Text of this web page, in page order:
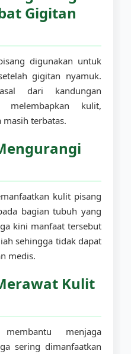
Gigitan
digunakan untuk
gigitan nyamuk.
dari kandungan
kulit,
terbatas.
kulit pisang
bagian tubuh yang
kini manfaat tersebut
sehingga tidak dapat
medis.
Kulit
menjaga
sering dimanfaatkan